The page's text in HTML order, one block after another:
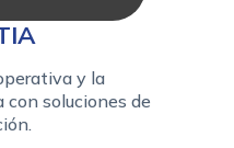
y la
soluciones de